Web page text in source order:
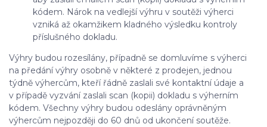
kódem. Nárok na vedlejší výhru v soutěži výherci
vzniká až okamžikem kladného výsledku kontroly
příslušného dokladu.
Výhry budou rozesílány, případně se domluvíme s výherci
na předání výhry osobně v některé z prodejen, jednou
týdně výhercům, kteří řádně zaslali své kontaktní údaje a
v případě vyzvání zaslali scan (kopii) dokladu s výherním
kódem. Všechny výhry budou odeslány oprávněným
výhercům nejpozději do 60 dnů od ukončení soutěže.